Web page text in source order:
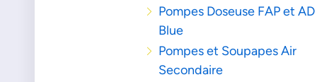
Pompes Doseuse FAP et AD
Blue
Pompes et Soupapes Air
Secondaire